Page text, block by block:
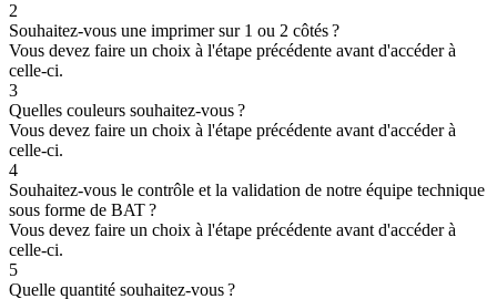
2
Souhaitez-vous une imprimer sur 1 ou 2 côtés ?
Vous devez faire un choix à l'étape précédente avant d'accéder à
celle-ci.
3
Quelles couleurs souhaitez-vous ?
Vous devez faire un choix à l'étape précédente avant d'accéder à
celle-ci.
4
Souhaitez-vous le contrôle et la validation de notre équipe technique
sous forme de BAT ?
Vous devez faire un choix à l'étape précédente avant d'accéder à
celle-ci.
5
Quelle quantité souhaitez-vous ?